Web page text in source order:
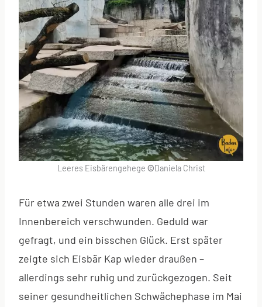
Leeres Eisbärengehege ©Daniela Christ
Für etwa zwei Stunden waren alle drei im
Innenbereich verschwunden. Geduld war
gefragt, und ein bisschen Glück. Erst später
zeigte sich Eisbär Kap wieder draußen –
allerdings sehr ruhig und zurückgezogen. Seit
seiner gesundheitlichen Schwächephase im Mai